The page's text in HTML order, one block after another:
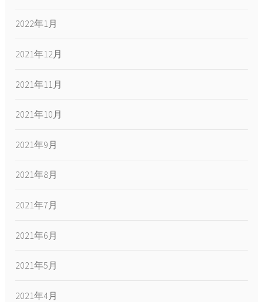
2022年1月
2021年12月
2021年11月
2021年10月
2021年9月
2021年8月
2021年7月
2021年6月
2021年5月
2021年4月